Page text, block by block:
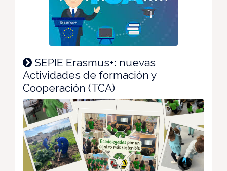
SEPIE Erasmus+: nuevas
Actividades de formación y
Cooperación (TCA)